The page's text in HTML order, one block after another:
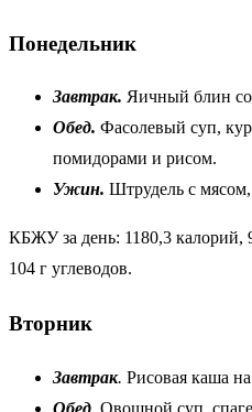
Понедельник
Завтрак. Яичный блин
Обед. Фасолевый суп,
помидорами и рисом.
Ужин. Штрудель с
КБЖУ за день: 1180,3 калорий,
104 г углеводов.
Вторник
Завтрак. Рисовая каша
Обед Овощной суп,